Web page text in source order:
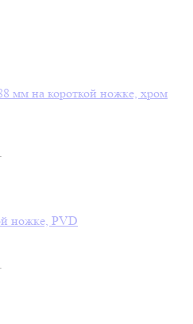
мм на короткой ножке, хром
ножке, PVD